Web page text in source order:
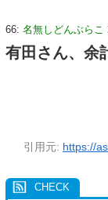
66: 名無しどんぶらこ
有田さん、余
引用元: https://